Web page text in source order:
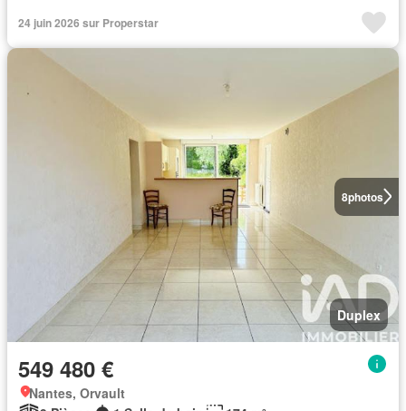
24 juin 2026 sur Properstar
8photos
Duplex
549 480 €
Nantes, Orvault